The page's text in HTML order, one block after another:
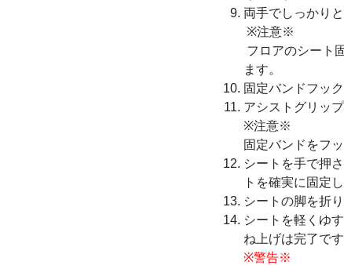
両手でしっかり
※注意※
フロアのシート
ます。
固定バンドフッ
アシストグリッ
※注意※
固定バンドをフ
シートを手で押
トを確実に固定
シートの脚を折
シートを軽くゆ
ね上げは完了です
※警告※